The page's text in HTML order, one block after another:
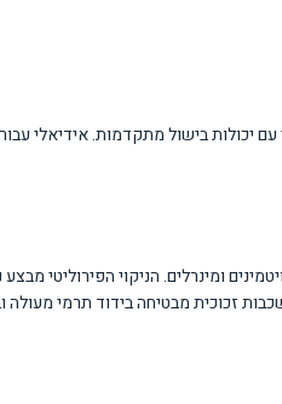
יכולות בישול מתקדמות. אידיאלי